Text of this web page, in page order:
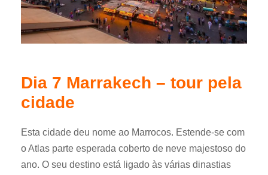
Dia 7 Marrakech – tour pela
cidade
Esta cidade deu nome ao Marrocos. Estende-se com
o Atlas parte esperada coberto de neve majestoso do
ano. O seu destino está ligado às várias dinastias